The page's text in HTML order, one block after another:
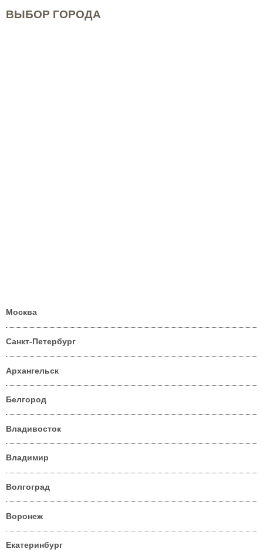
ВЫБОР ГОРОДА
Москва
Санкт-Петербург
Архангельск
Белгород
Владивосток
Владимир
Волгоград
Воронеж
Екатеринбург